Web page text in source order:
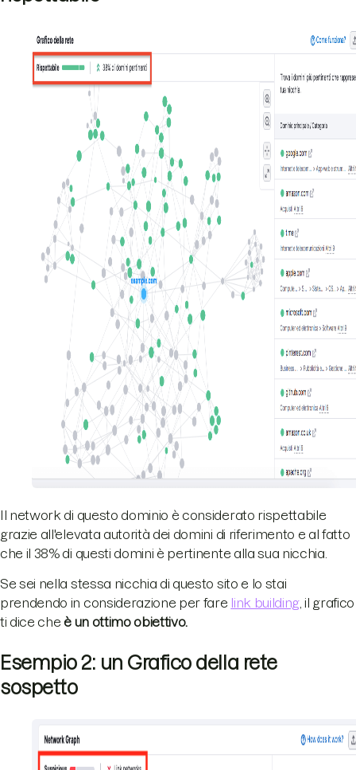
Il network di questo dominio è considerato rispettabile
grazie all'elevata autorità dei domini di riferimento e al fatto
che il 38% di questi domini è pertinente alla sua nicchia.
Se sei nella stessa nicchia di questo sito e lo stai
prendendo in considerazione per fare link building , il grafico
ti dice che è un ottimo obiettivo.
Esempio 2: un Grafico della rete
sospetto